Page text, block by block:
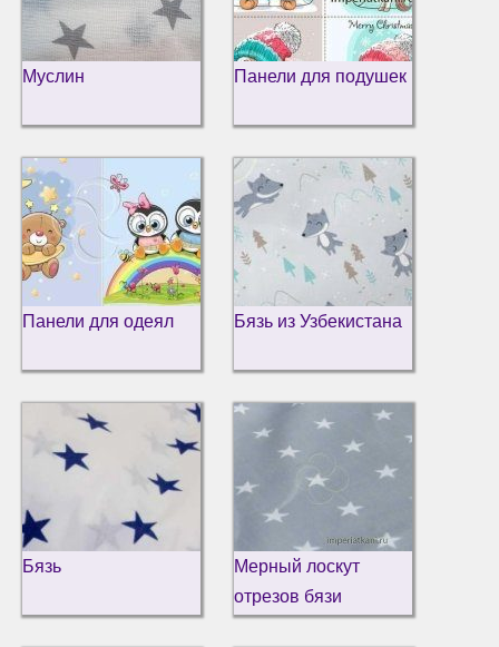
Муслин Панели для подушек
Панели для одеял Бязь из Узбекистана
Бязь
Мерный лоскут
отрезов бязи